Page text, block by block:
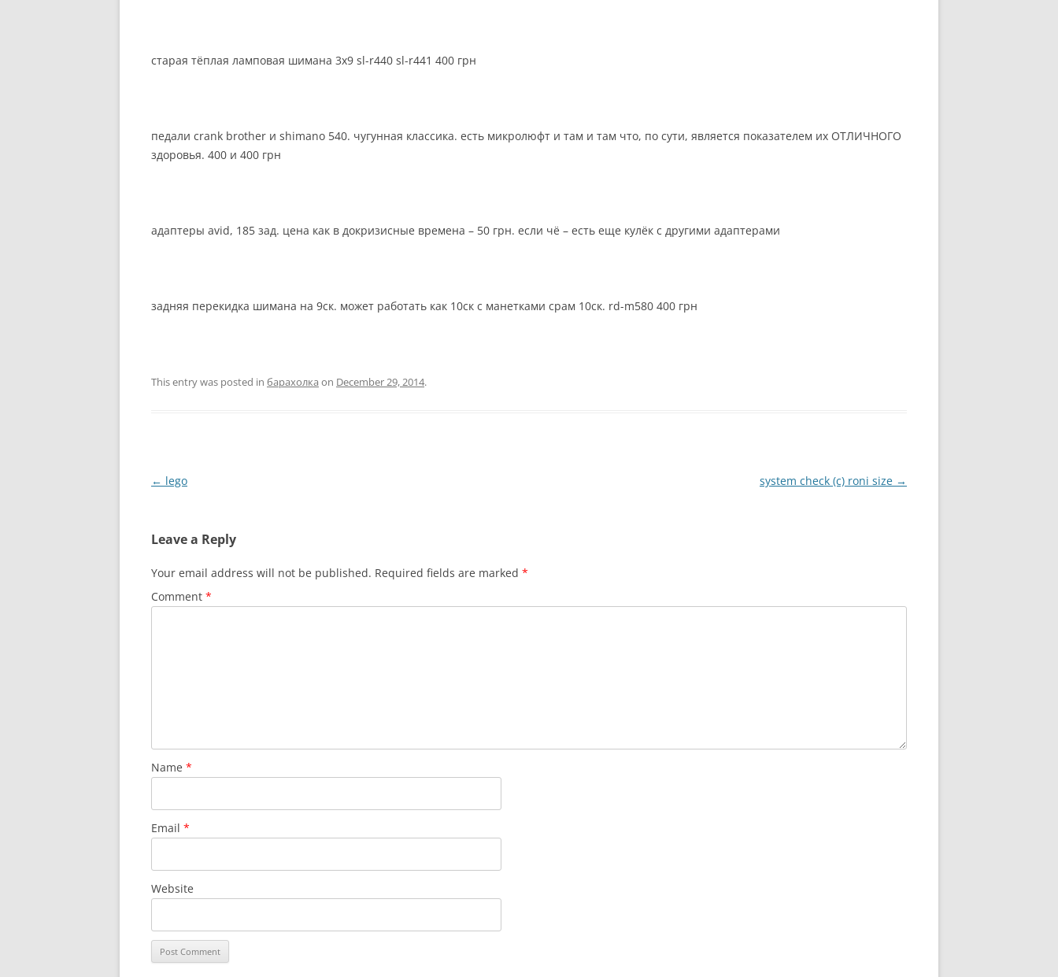
старая тёплая ламповая шимана 3х9 sl-r440 sl-r441 400 грн
педали crank brother и shimano 540. чугунная классика. есть микролюфт и там и там что, по сути, является показателем их ОТЛИЧНОГО
здоровья. 400 и 400 грн
адаптеры avid, 185 зад. цена как в докризисные времена – 50 грн. если чё – есть еще кулёк с другими адаптерами
задняя перекидка шимана на 9ск. может работать как 10ск с манетками срам 10ск. rd-m580 400 грн
This entry was posted in барахолка on December 29, 2014.
Post
← lego system check (c) roni size →
Leave a Reply
Your email address will not be published. Required fields are marked *
Comment *
Name *
Email *
Website